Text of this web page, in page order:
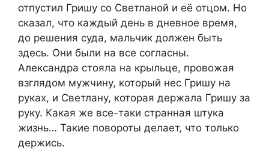
отпустил Гришу со Светланой и её отцом. Но
сказал, что каждый день в дневное время,
до решения суда, мальчик должен быть
здесь. Они были на все согласны.
Александра стояла на крыльце, провожая
взглядом мужчину, который нес Гришу на
руках, и Светлану, которая держала Гришу за
руку. Какая же все-таки странная штука
жизнь… Такие повороты делает, что только
держись.